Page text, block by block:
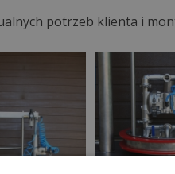
potrzeb klienta i